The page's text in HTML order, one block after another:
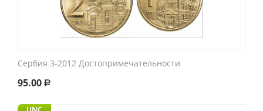
Сербия 3-2012 Достопримечательности
95.00 Р